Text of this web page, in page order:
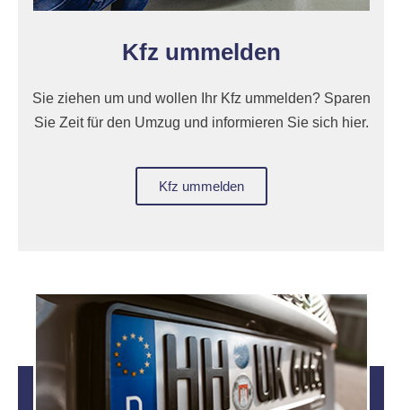
Kfz ummelden
Sie ziehen um und wollen Ihr Kfz ummelden? Sparen
Sie Zeit für den Umzug und informieren Sie sich hier.
Kfz ummelden